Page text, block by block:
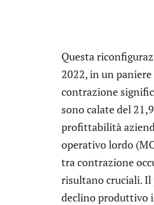
Questa
2022, in un
contrazione
sono calate del
profittabilità
operativo lordo
tra contrazione
risultano cruciali.
declino produttivo